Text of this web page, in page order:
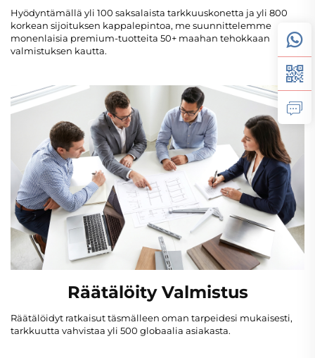
Hyödyntämällä yli 100 saksalaista tarkkuuskonetta ja yli 800
korkean sijoituksen kappalepintoa, me suunnittelemme
monenlaisia premium-tuotteita 50+ maahan tehokkaan
valmistuksen kautta.
Räätälöity Valmistus
Räätälöidyt ratkaisut täsmälleen oman tarpeidesi mukaisesti,
tarkkuutta vahvistaa yli 500 globaalia asiakasta.